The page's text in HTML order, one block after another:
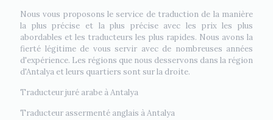
Nous vous proposons le service de traduction de la manière
la plus précise et la plus précise avec les prix les plus
abordables et les traducteurs les plus rapides. Nous avons la
fierté légitime de vous servir avec de nombreuses années
d'expérience. Les régions que nous desservons dans la région
d'Antalya et leurs quartiers sont sur la droite.
Traducteur juré arabe à Antalya
Traducteur assermenté anglais à Antalya